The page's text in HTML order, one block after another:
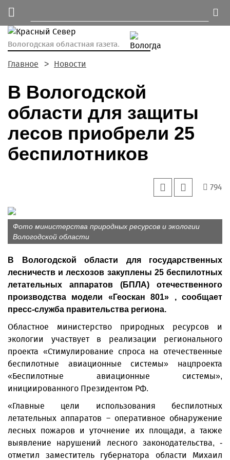
Вологодская областная газета.
Главное Новости
В Вологодской
области для защиты
лесов приобрели 25
беспилотников
794
Фото министерства природных ресурсов и экологии
Вологодской области
В Вологодской области для государственных
лесничеств и лесхозов закуплены 25 беспилотных
летательных аппаратов (БПЛА) отечественного
производства модели «Геоскан 801» , сообщает
пресс-служба правительства региона.
Областное министерство природных ресурсов и
экологии участвует в реализации регионального
проекта «Стимулирование спроса на отечественные
беспилотные авиационные системы» нацпроекта
«Беспилотные авиационные системы»,
инициированного Президентом РФ.
«Главные цели использования беспилотных
летательных аппаратов – оперативное обнаружение
лесных пожаров и уточнение их площади, а также
выявление нарушений лесного законодательства, -
отметил заместитель губернатора области Михаил